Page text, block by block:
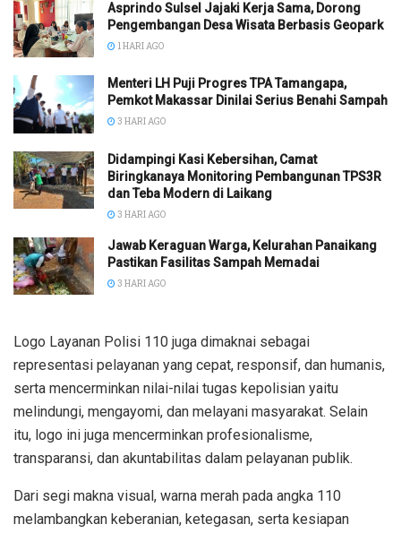
Asprindo Sulsel Jajaki Kerja Sama, Dorong
Pengembangan Desa Wisata Berbasis Geopark
1 HARI AGO
Menteri LH Puji Progres TPA Tamangapa,
Pemkot Makassar Dinilai Serius Benahi Sampah
3 HARI AGO
Didampingi Kasi Kebersihan, Camat
Biringkanaya Monitoring Pembangunan TPS3R
dan Teba Modern di Laikang
3 HARI AGO
Jawab Keraguan Warga, Kelurahan Panaikang
Pastikan Fasilitas Sampah Memadai
3 HARI AGO
Logo Layanan Polisi 110 juga dimaknai sebagai
representasi pelayanan yang cepat, responsif, dan humanis,
serta mencerminkan nilai-nilai tugas kepolisian yaitu
melindungi, mengayomi, dan melayani masyarakat. Selain
itu, logo ini juga mencerminkan profesionalisme,
transparansi, dan akuntabilitas dalam pelayanan publik.
Dari segi makna visual, warna merah pada angka 110
melambangkan keberanian, ketegasan, serta kesiapan